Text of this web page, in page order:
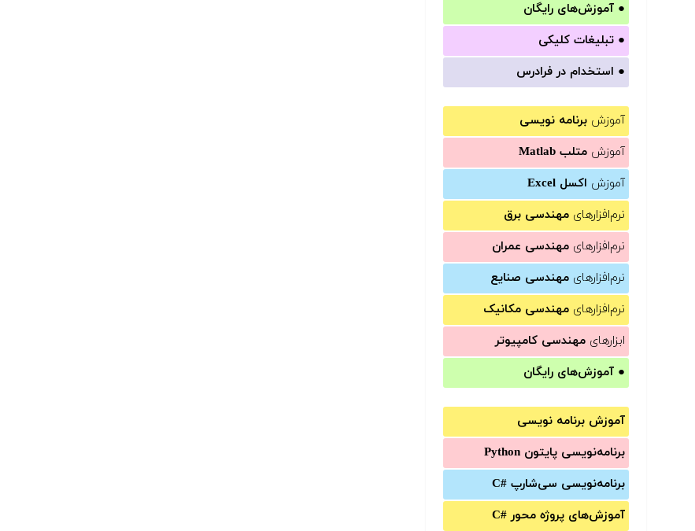
● آموزش‌های رایگان
● تبلیغات کلیکی
● استخدام در فرادرس
آموزش برنامه نویسی
آموزش متلب Matlab
آموزش اکسل Excel
نرم‌افزارهای مهندسی برق
نرم‌افزارهای مهندسی عمران
نرم‌افزارهای مهندسی صنایع
نرم‌افزارهای مهندسی مکانیک
ابزارهای مهندسی کامپیوتر
● آموزش‌های رایگان
آموزش برنامه نویسی
برنامه‌نویسی پایتون Python
برنامه‌‌نویسی سی‌شارپ C#‎
آموزش‌های پروژه محور #C